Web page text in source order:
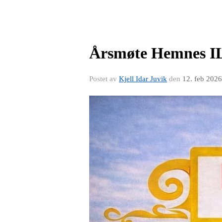
Årsmøte Hemnes
Postet av Kjell Idar Juvik den 12. feb 2026